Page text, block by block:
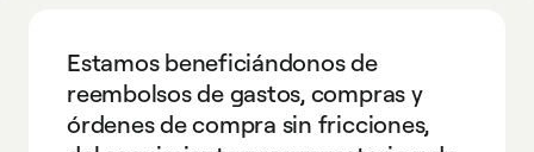
Estamos beneficiándonos de
reembolsos de gastos, compras y
órdenes de compra sin fricciones,